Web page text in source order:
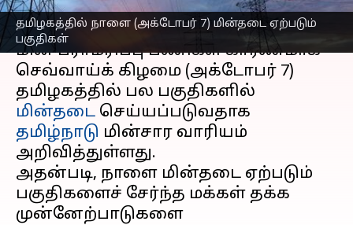
தமிழகத்தில் நாளை (அக்டோபர் 7) மின்தடை ஏற்படும்
பகுதிகள்
செய்தி முன்னோட்டம்
மின் பராமரிப்பு பணிகள் காரணமாக
செவ்வாய்க் கிழமை (அக்டோபர் 7)
தமிழகத்தில் பல பகுதிகளில்
மின்தடை செய்யப்படுவதாக
தமிழ்நாடு மின்சார வாரியம்
அறிவித்துள்ளது.
அதன்படி, நாளை மின்தடை ஏற்படும்
பகுதிகளைச் சேர்ந்த மக்கள் தக்க
முன்னேற்பாடுகளை